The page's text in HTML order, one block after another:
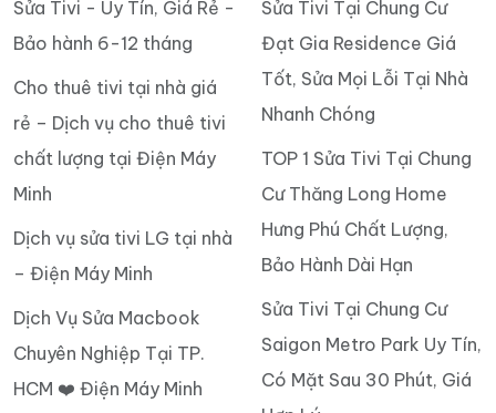
Sửa Tivi - Uy Tín, Giá Rẻ -
Bảo hành 6-12 tháng
Cho thuê tivi tại nhà giá
rẻ – Dịch vụ cho thuê tivi
chất lượng tại Điện Máy
Minh
Dịch vụ sửa tivi LG tại nhà
– Điện Máy Minh
Dịch Vụ Sửa Macbook
Chuyên Nghiệp Tại TP.
HCM ❤️ Điện Máy Minh
Sửa Tivi Tại Chung Cư
Đạt Gia Residence Giá
Tốt, Sửa Mọi Lỗi Tại Nhà
Nhanh Chóng
TOP 1 Sửa Tivi Tại Chung
Cư Thăng Long Home
Hưng Phú Chất Lượng,
Bảo Hành Dài Hạn
Sửa Tivi Tại Chung Cư
Saigon Metro Park Uy Tín,
Có Mặt Sau 30 Phút, Giá